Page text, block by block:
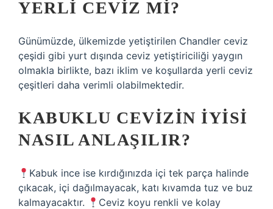
YERLI CEVIZ MI?
Günümüzde, ülkemizde yetiştirilen Chandler ceviz
çeşidi gibi yurt dışında ceviz yetiştiriciliği yaygın
olmakla birlikte, bazı iklim ve koşullarda yerli ceviz
çeşitleri daha verimli olabilmektedir.
KABUKLU CEVIZIN IYISI
NASIL ANLAŞILIR?
Kabuk ince ise kırdığınızda içi tek parça halinde
çıkacak, içi dağılmayacak, katı kıvamda tuz ve buz
kalmayacaktır.
Ceviz koyu renkli ve kolay